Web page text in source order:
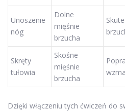
Unoszenie
nóg
Dolne
mięśnie
brzucha
Skręty
tułowia
Skośne
mięśnie
brzucha
Dzięki włączeniu tych ćwiczeń do